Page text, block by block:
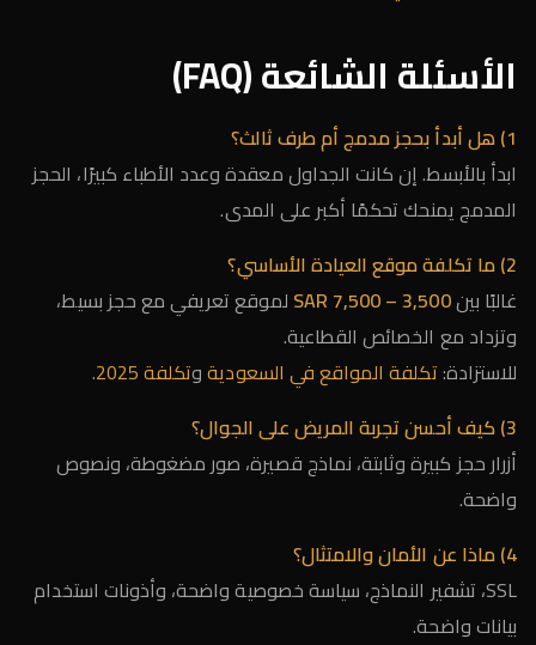
الأسئلة الشائعة (FAQ)
1) هل أبدأ بحجز مدمج أم طرف ثالث؟
ابدأ بالأبسط. إن كانت الجداول معقدة وعدد الأطباء كبيرًا، الحجز
المدمج يمنحك تحكمًا أكبر على المدى.
2) ما تكلفة موقع العيادة الأساسي؟
غالبًا بين3,500 – 7,500 SAR
لموقع تعريفي مع حجز بسيط،
وتزداد مع الخصائص القطاعية.
للاستزادة:تكلفة المواقع في السعوديةوتكلفة 2025
.
3) كيف أحسن تجربة المريض على الجوال؟
أزرار حجز كبيرة وثابتة، نماذج قصيرة، صور مضغوطة، ونصوص
واضحة.
4) ماذا عن الأمان والامتثال؟
SSL، تشفير النماذج، سياسة خصوصية واضحة، وأذونات استخدام
بيانات واضحة.